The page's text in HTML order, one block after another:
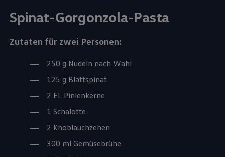
Spinat-Gorgonzola-Pasta
Zutaten für zwei Personen:
250 g Nudeln nach Wahl
125 g Blattspinat
2 EL Pinienkerne
1 Schalotte
2 Knoblauchzehen
300 ml Gemüsebrühe